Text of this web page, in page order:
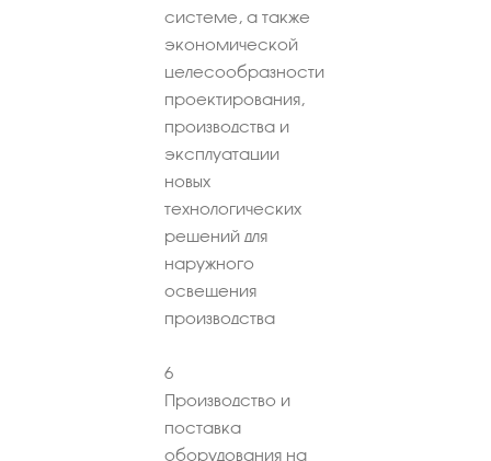
системе, а также
экономической
целесообразности
проектирования,
производства и
эксплуатации
новых
технологических
решений для
наружного
освещения
производства
6
Производство и
поставка
оборудования на